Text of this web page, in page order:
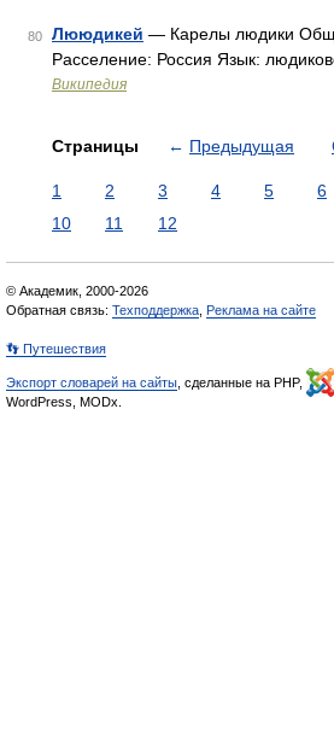
80 Лююдикей — Карелы людики
Расселение: Россия Язык:
Википедия
Страницы ← Предыдущая
1 2 3 4 5 6
10
11 12
© Академик, 2000-2026
Обратная связь: Техподдержка Реклама на сайте
👣 Путешествия
Экспорт словарей на сайты , сделанные на PHP,
WordPress, MODx.